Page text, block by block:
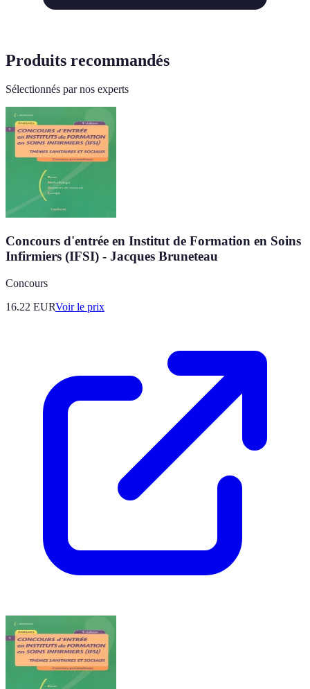
Produits recommandés
Sélectionnés par nos experts
Concours d'entrée en Institut de Formation en Soins
Infirmiers (IFSI) - Jacques Bruneteau
Concours
16.22 EURVoir le prix